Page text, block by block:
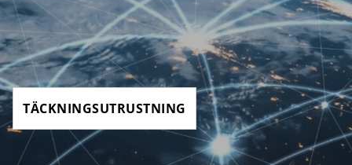
TÄCKNINGSUTRUSTNING